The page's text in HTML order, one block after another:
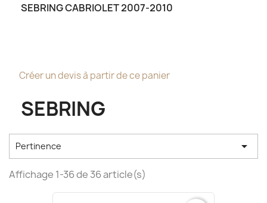
SEBRING CABRIOLET 2007-2010
Créer un devis à partir de ce panier
SEBRING
Pertinence 
Affichage 1-36 de 36 article(s)